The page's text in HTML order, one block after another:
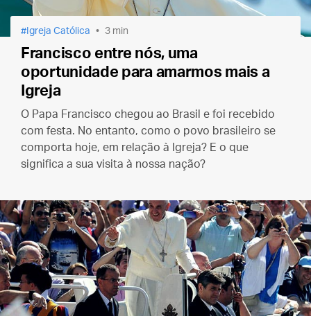
Igreja Católica 3 min
Francisco entre nós, uma
oportunidade para amarmos mais a
Igreja
O Papa Francisco chegou ao Brasil e foi recebido
com festa. No entanto, como o povo brasileiro se
comporta hoje, em relação à Igreja? E o que
significa a sua visita à nossa nação?